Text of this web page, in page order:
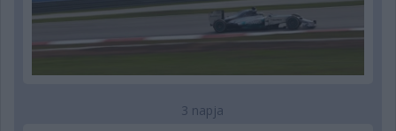
3 napja